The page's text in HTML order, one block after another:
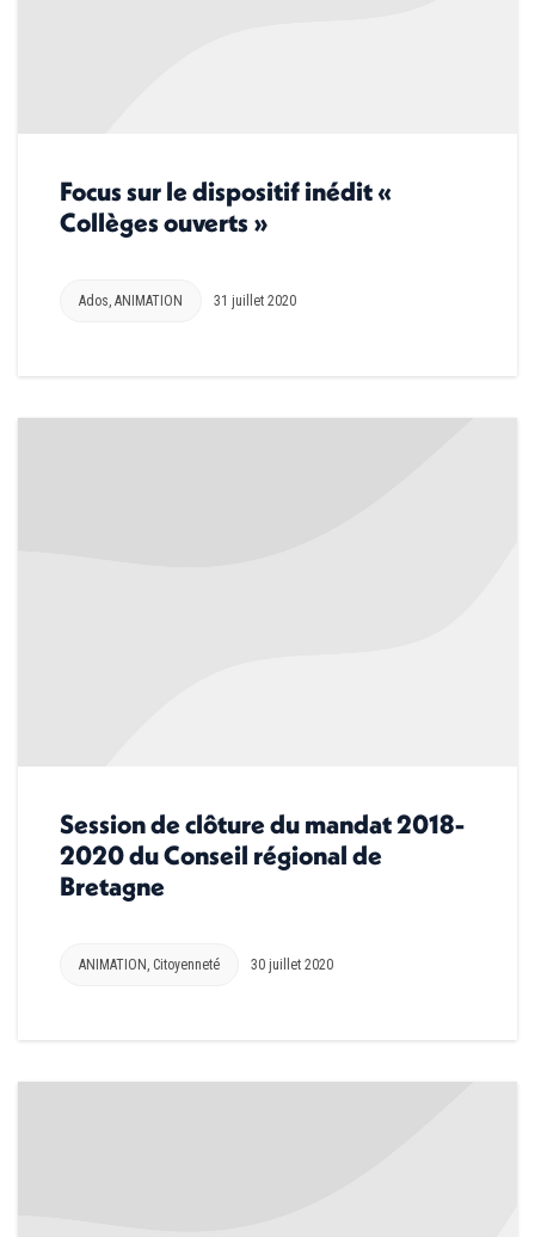
Focus sur le dispositif inédit «
Collèges ouverts »
Ados ANIMATION 31 juillet 2020
Session de clôture du mandat 2018-
2020 du Conseil régional de
Bretagne
ANIMATION , Citoyenneté 30 juillet 2020